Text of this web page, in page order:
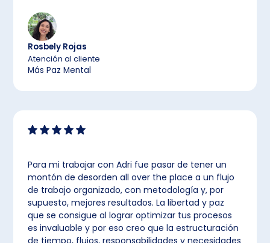
Rosbely Rojas
Atención al cliente
Más Paz Mental
Para mi trabajar con Adri fue pasar de tener un
montón de desorden all over the place a un flujo
de trabajo organizado, con metodología y, por
supuesto, mejores resultados. La libertad y paz
que se consigue al lograr optimizar tus procesos
es invaluable y por eso creo que la estructuración
de tiempo, flujos, responsabilidades y necesidades